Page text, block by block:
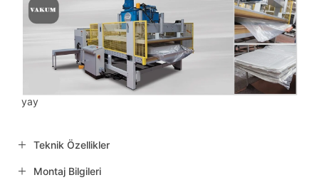
yay
Teknik Özellikler
Montaj Bilgileri